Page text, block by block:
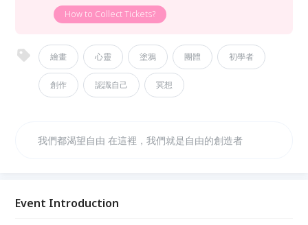
How to Collect Tickets?
繪畫 心靈 塗鴉 團體 初學者
創作 認識自己 冥想
我們都渴望自由 在這裡，我們就是自由的創造者
Event Introduction